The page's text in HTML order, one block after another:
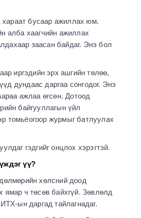
хараат бусаар ажиллах юм.
алба хаагчийн ажиллах
заасан байдаг. Энэ бол
иргэдийн эрх ашгийн төлөө,
дундаас даргаа сонгодог. Энэ
ажлаа өгсөн. Дотоод
байгууллагын үйл
томьёогоор журмыг батлуулах
гэдгийг онцлох хэрэгтэй.
үү?
хөлсний доод
ямар ч төсөв байхгүй. Зөвлөлд
ын даргад тайлагнадаг.